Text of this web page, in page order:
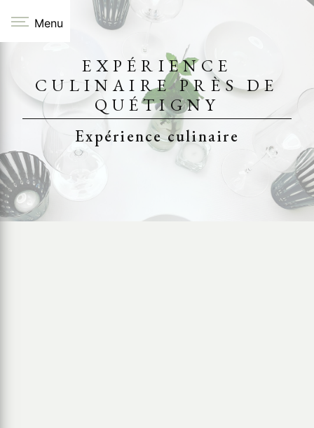
Menu
EXPÉRIENCE
CULINAIRE PRÈS DE
QUÉTIGNY
Expérience culinaire
Panneau de gestion des cookies